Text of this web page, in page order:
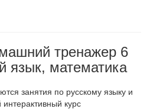
тренажер 6
язык, математика
занятия по русскому языку и
курс